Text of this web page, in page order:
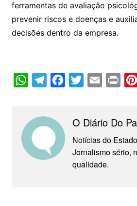
ferramentas de avaliação
prevenir riscos e doenças e
decisões dentro da empresa.
W
t
s
A
e
r
b
t
t
e
r
i
l
n
t
O Diário Do
Notícias do
Jornalismo sério,
qualidade.